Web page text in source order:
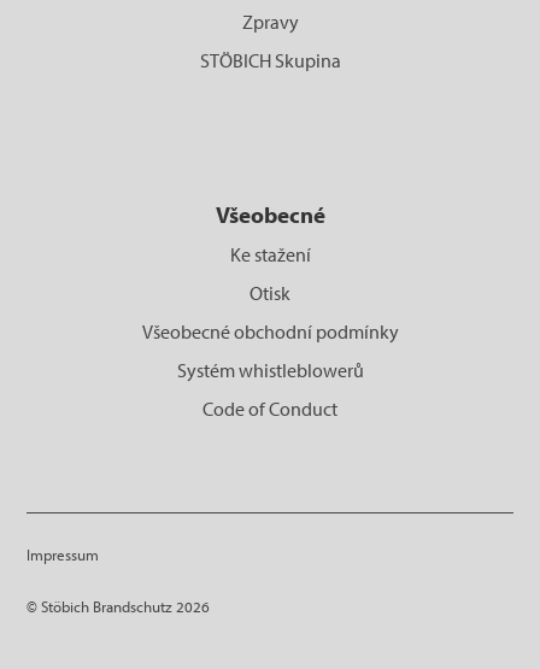
Zpravy
STÖBICH Skupina
Všeobecné
Ke stažení
Otisk
Všeobecné obchodní podmínky
Systém whistleblowerů
Code of Conduct
Impressum
© Stöbich Brandschutz 2026